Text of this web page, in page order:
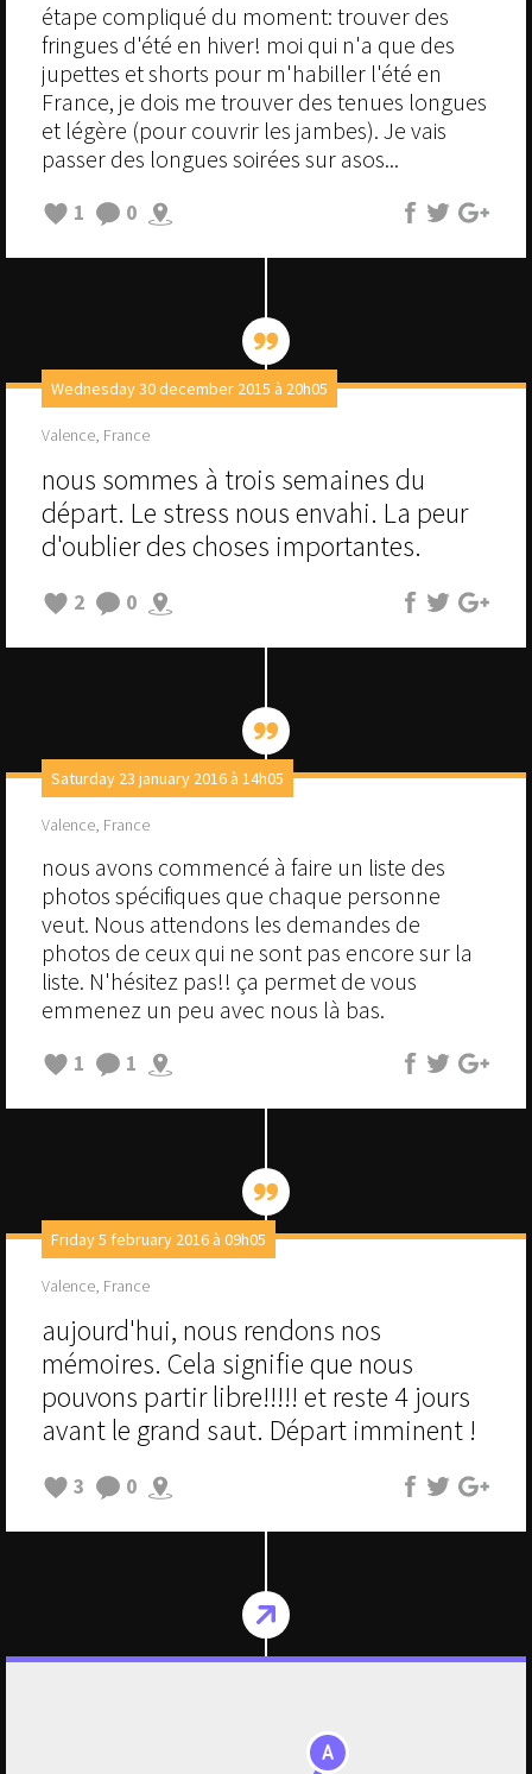
étape compliqué du moment: trouver des
fringues d'été en hiver! moi qui n'a que des
jupettes et shorts pour m'habiller l'été en
France, je dois me trouver des tenues longues
et légère (pour couvrir les jambes). Je vais
passer des longues soirées sur asos...
1 0
Wednesday 30 december 2015 à 20h05
Valence, France
nous sommes à trois semaines du
départ. Le stress nous envahi. La peur
d'oublier des choses importantes.
2 0
Saturday 23 january 2016 à 14h05
Valence, France
nous avons commencé à faire un liste des
photos spécifiques que chaque personne
veut. Nous attendons les demandes de
photos de ceux qui ne sont pas encore sur la
liste. N'hésitez pas!! ça permet de vous
emmenez un peu avec nous là bas.
1 1
Friday 5 february 2016 à 09h05
Valence, France
aujourd'hui, nous rendons nos
mémoires. Cela signifie que nous
pouvons partir libre!!!!! et reste 4 jours
avant le grand saut. Départ imminent !
3 0
A